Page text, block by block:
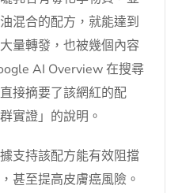
混合的配方，就能達到
量轉發，也被幾個內容
AI Overview 在搜尋
接摘要了該網紅的配
實證」的說明。
支持該配方能有效阻擋
甚至提高皮膚癌風險。